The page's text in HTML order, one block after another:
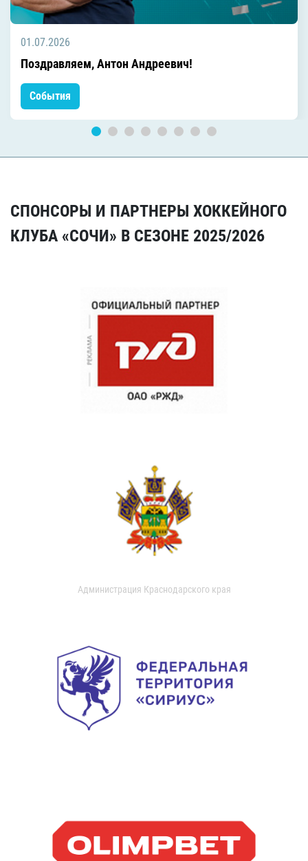
01.07.2026
Поздравляем, Антон Андреевич!
События
СПОНСОРЫ И ПАРТНЕРЫ ХОККЕЙНОГО
КЛУБА «СОЧИ» В СЕЗОНЕ 2025/2026
Администрация Краснодарского края